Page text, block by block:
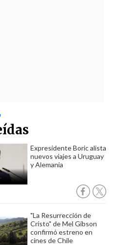
Expresidente Boric alista
nuevos viajes a Uruguay
y Alemania
"La Resurrección de
Cristo" de Mel Gibson
confirmó estreno en
cines de Chile